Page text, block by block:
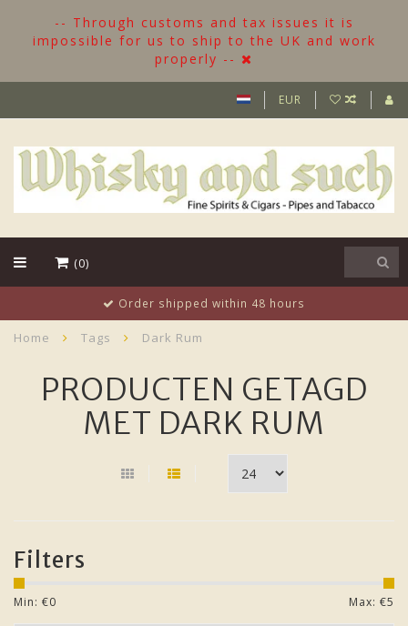
-- Through customs and tax issues it is
impossible for us to ship to the UK and work
properly --
EUR
(0)
More than 500 Bottles in stock
Home Tags Dark Rum
PRODUCTEN GETAGD
MET DARK RUM
Filters
Min: €0 Max: €5